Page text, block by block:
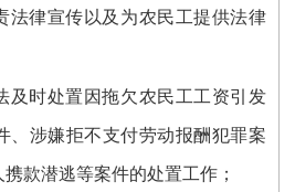
法律宣传以及为农民工提供法律
及时处置因拖欠农民工工资引发
、涉嫌拒不支付劳动报酬犯罪案
款潜逃等案件的处置工作；